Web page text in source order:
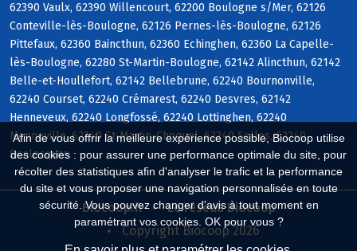
Afin de vous offrir la meilleure expérience possible, Biocoop utilise
des cookies : pour assurer une performance optimale du site, pour
récolter des statistiques afin d'analyser le trafic et la performance
du site et vous proposer une navigation personnalisée en toute
sécurité. Vous pouvez changer d'avis à tout moment en
paramétrant vos cookies. OK pour vous ?
62390 Vaulx, 62390 Willencourt, 62200 Boulogne s/Mer, 62126
Conteville-lès-Boulogne, 62126 Pernes-lès-Boulogne, 62126
Pittefaux, 62360 Baincthun, 62360 Echinghen, 62360 La Capelle-
lès-Boulogne, 62280 St-Martin-Boulogne, 62142 Alincthun, 62142
Belle-et-Houllefort, 62142 Bellebrune, 62240 Bournonville,
62240 Courset, 62240 Crémarest, 62240 Desvres, 62142
Henneveux, 62240 Longfossé, 62240 Lottinghen, 62240
Menneville, 62240 St-Martin-Choquel, 62240 Selles, 62240
Senlecques
Biocoop.fr
Le réseau Biocoop
Copyright Biocoop 2026